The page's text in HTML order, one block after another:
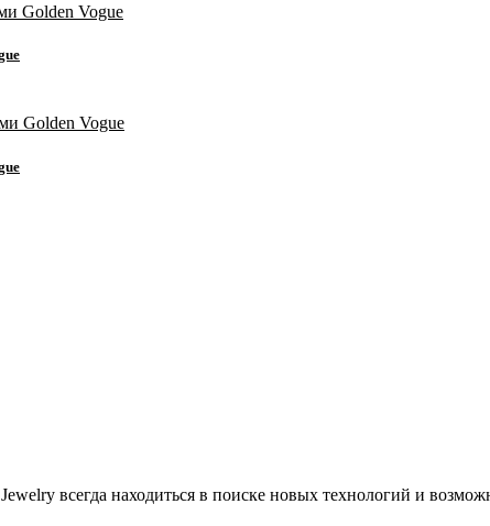
всегда находиться в поиске новых технологий и